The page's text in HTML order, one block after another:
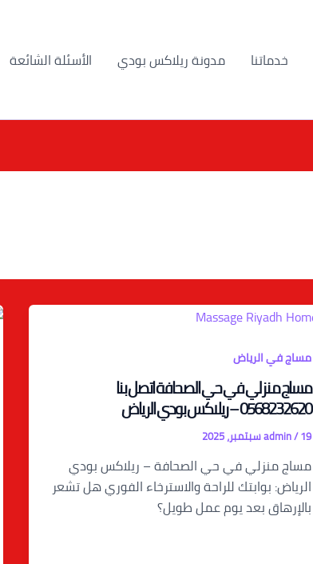
خدماتنا مدونة ريلاكس بودي الأسئلة الشائعة
مساج في الرياض
مساج منزلي في حي الصحافة اتصل بنا
0568232620 – ريلاكس بودي الرياض
admin/19 سبتمبر، 2025
مساج منزلي في حي الصحافة – ريلاكس بودي
الرياض: بوابتك للراحة والاسترخاء الفوري هل تشعر
بالإرهاق بعد يوم عمل طويل؟